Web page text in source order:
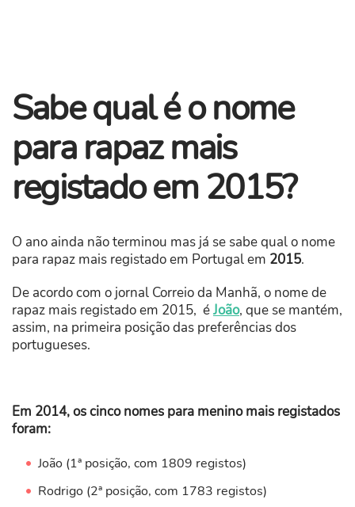
Sabe qual é o nome
para rapaz mais
registado em 2015?
O ano ainda não terminou mas já se sabe qual o nome
para rapaz mais registado em Portugal em 2015.
De acordo com o jornal Correio da Manhã, o nome de
rapaz mais registado em 2015, éJoão, que se mantém,
assim, na primeira posição das preferências dos
portugueses.
Em 2014, os cinco nomes para menino mais registados
foram:
João (1ª posição, com 1809 registos)
Rodrigo (2ª posição, com 1783 registos)